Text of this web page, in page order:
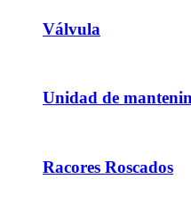
Válvula
Unidad de
Racores Roscados